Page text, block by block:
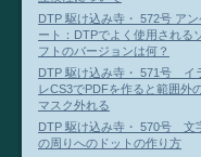
DTP 駆け込み寺・ 572号 アン
ート：DTPでよく使用される
フトのバージョンは何？
DTP 駆け込み寺・ 571号 イ
レCS3でPDFを作ると範囲外
マスク外れる
DTP 駆け込み寺・ 570号 文
の周りへのドットの作り方